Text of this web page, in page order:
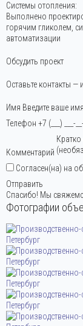
Системы отопления:
Выполнено
горячим гликолем,
автоматизации
Обсудить проект
Оставьте контакты —
Имя
Телефон
Комментарий
Согласен(на) на
Отправить
Спасибо! Мы
Фотографии